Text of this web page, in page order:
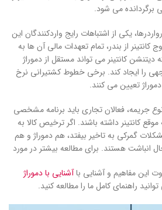
برگردانده می شود.
یکی از اشتباهات رایج واردکنندگان این
از بندر، تمام تعهدات مالی آن ها به
کانتینر می تواند مستقل از دموراژ
را ایجاد کند. برخی خطوط کشتیرانی نرخ
تعیین می کنند.
جریمه، فعالان تجاری باید برنامه مشخصی
کانتینر داشته باشند. اگر ترخیص کالا به
گمرکی به تاخیر بیفتد، هم دموراژ و هم
انباشت هستند. برای مطالعه بیشتر در مورد
این مفاهیم و آشنایی باآشنایی با دموراژ
راهنمای کامل ما را مطالعه کنید.